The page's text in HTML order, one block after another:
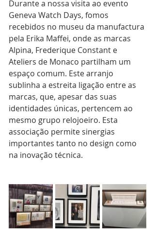
Durante a nossa visita ao evento
Geneva Watch Days, fomos
recebidos no museu da manufactura
pela Erika Maffei, onde as marcas
Alpina, Frederique Constant e
Ateliers de Monaco partilham um
espaço comum. Este arranjo
sublinha a estreita ligação entre as
marcas, que, apesar das suas
identidades únicas, pertencem ao
mesmo grupo relojoeiro. Esta
associação permite sinergias
importantes tanto no design como
na inovação técnica.